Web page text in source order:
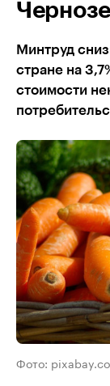
Минтруд
стране на
стоимости
Фото: